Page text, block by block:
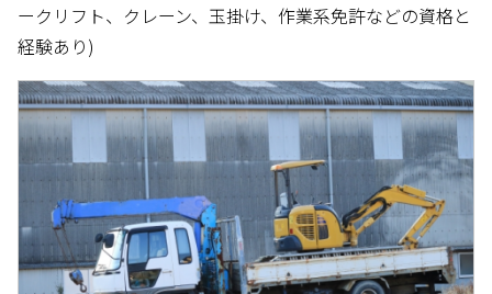
ークリフト、クレーン、玉掛け、作業系免許などの資格と
経験あり)